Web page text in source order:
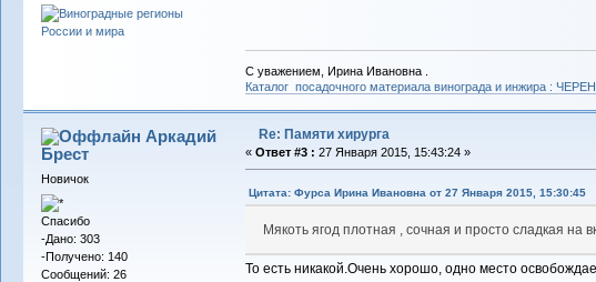
С уважением, Ирина Ивановна .
Каталог посадочного материала винограда и инжира :
Аркадий
Брест
Новичок
Спасибо
-Дано: 303
-Получено: 140
Сообщений: 26
Re: Памяти хирурга
« Ответ #3 : 27 Января 2015, 15:43:24 »
Цитата: Фурса Ирина Ивановна от 27 Января 2015, 15:30:45
Мякоть ягод плотная , сочная и просто сладкая на
То есть никакой.Очень хорошо, одно место